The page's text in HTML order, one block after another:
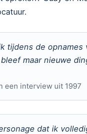
tijdens de
maar nieuwe
een interview uit 1997
dat ik